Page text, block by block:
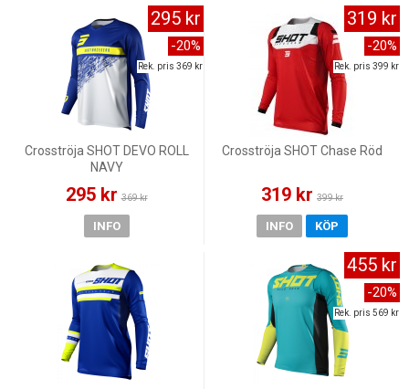
Crosströja SHOT DEVO ROLL
NAVY
295 kr 369 kr
295 kr
-20%
Rek. pris 369 kr
INFO
Crosströja SHOT Chase Röd
319 kr 399 kr
319 kr
-20%
Rek. pris 399 kr
INFO KÖP
455 kr
-20%
Rek. pris 569 kr